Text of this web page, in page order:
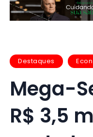
Destaques
Mega-
R$ 3,5